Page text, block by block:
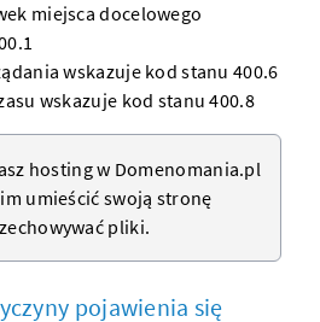
miejsca docelowego
wskazuje kod stanu 400.6
wskazuje kod stanu 400.8
hosting w Domenomania.pl
umieścić swoją stronę
pliki.
pojawienia się